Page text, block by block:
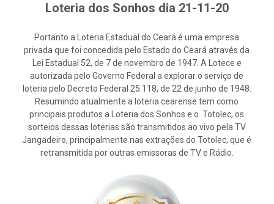
Loteria dos Sonhos dia 21-11-20
Portanto a Loteria Estadual do Ceará é uma empresa
privada que foi concedida pelo Estado do Ceará através da
Lei Estadual 52, de 7 de novembro de 1947. A Lotece e
autorizada pelo Governo Federal a explorar o serviço de
loteria pelo Decreto Federal 25.118, de 22 de junho de 1948.
Resumindo atualmente a loteria cearense tem como
principais produtos a Loteria dos Sonhos e o Totolec, os
sorteios dessas loterias são transmitidos ao vivo pela TV
Jangadeiro, principalmente nas extrações do Totolec, que é
retransmitida por outras emissoras de TV e Rádio.